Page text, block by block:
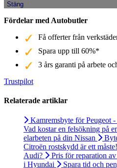
Stäng
Fördelar med Autobutler
Få offerter från
Spara upp till 60%*
3 års garanti på arbete
Trustpilot
Relaterade artiklar
Kamremsbyte för Peugeot
Vad kostar en felsökning på
elarbeten på din Nissan
Citroën rostskydd är ett måste!
Audi?
Pris för reparation
i Hyundai
Spara tid och